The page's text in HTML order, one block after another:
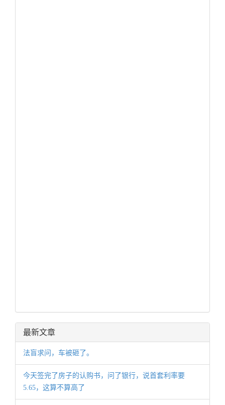
最新文章
法盲求问，车被砸了。
今天签完了房子的认购书，问了银行，说首套利率要
5.65，这算不算高了